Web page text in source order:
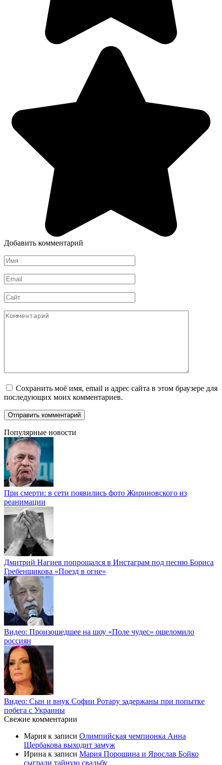
Добавить комментарий
Имя
*
Email
*
Сайт
Комментарий
Сохранить моё имя, email и адрес сайта в этом браузере для
последующих моих комментариев.
Популярные новости
При смерти: в сети появились фото Жириновского из
реанимации
Дмитрий Нагиев попрощался в Инстаграм под песню Бориса
Гребенщикова «Поезд в огне»
Видео: Произошедшее на шоу «Поле чудес» ошеломило
россиян
Видео: Сын и внук Софии Ротару задержаны при попытке
побега с Украины
Свежие комментарии
Мария к записи Олимпийская чемпионка Анна
Щербакова выходит замуж
Ирина к записи Мария Порошина и Ярослав Бойко
сыграли тайную свадьбу